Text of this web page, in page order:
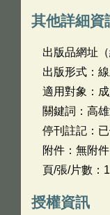
其他詳細資
出版品網址
出版形式：
適用對象：
關鍵詞：高
停刊註記：已
附件：無附件
頁/張/片數：1
授權資訊